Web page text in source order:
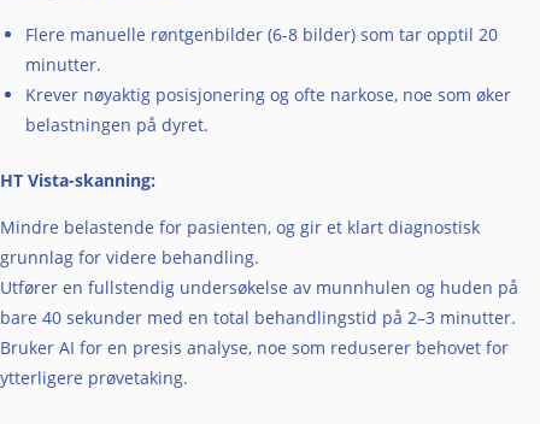
Flere manuelle røntgenbilder (6-8 bilder) som tar opptil 20
minutter.
Krever nøyaktig posisjonering og ofte narkose, noe som øker
belastningen på dyret.
HT Vista-skanning:
Mindre belastende for pasienten, og gir et klart diagnostisk
grunnlag for videre behandling.
Utfører en fullstendig undersøkelse av munnhulen og huden på
bare 40 sekunder med en total behandlingstid på 2–3 minutter.
Bruker AI for en presis analyse, noe som reduserer behovet for
ytterligere prøvetaking.